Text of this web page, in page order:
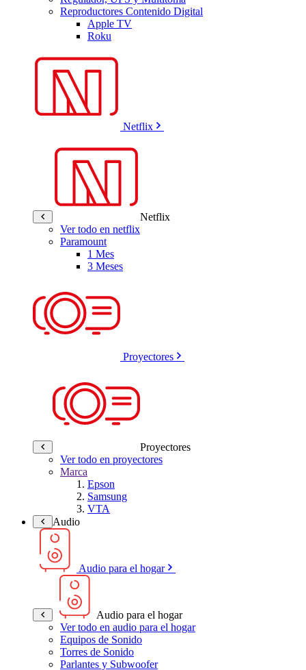
Reproductores Contenido Digital
Apple TV
Roku
Netflix
Netflix
Ver todo en netflix
Paramount
1 Mes
3 Meses
Proyectores
Proyectores
Ver todo en proyectores
Marca
Epson
Samsung
VTA
Audio
Audio para el hogar
Audio para el hogar
Ver todo en audio para el hogar
Equipos de Sonido
Torres de Sonido
Parlantes y Subwoofer